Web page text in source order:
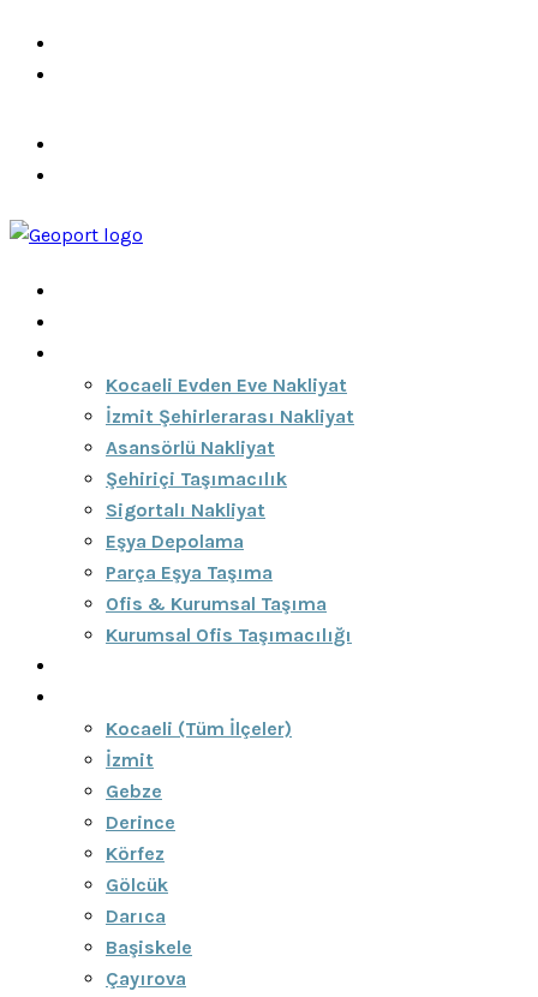
Kocaeli Evden Eve Nakliyat
İzmit Şehirlerarası Nakliyat
Asansörlü Nakliyat
Şehiriçi Taşımacılık
Sigortalı Nakliyat
Eşya Depolama
Parça Eşya Taşıma
Ofis & Kurumsal Taşıma
Kurumsal Ofis Taşımacılığı
Kocaeli (Tüm İlçeler)
İzmit
Gebze
Derince
Körfez
Gölcük
Darıca
Başiskele
Çayırova